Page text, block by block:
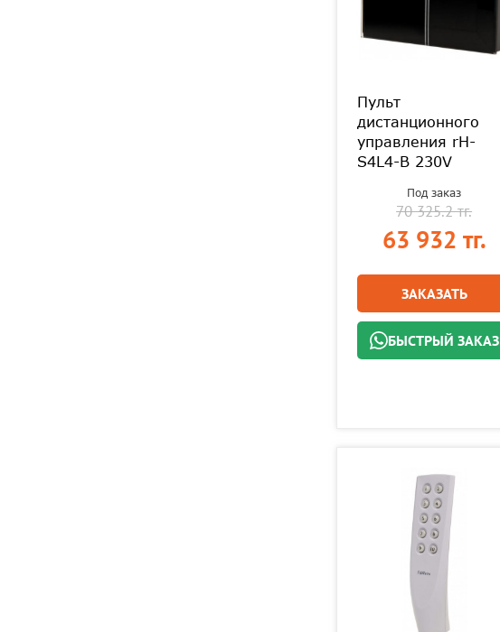
Пульт
дистанционного
управления rH-
S4L4-B 230V
Под заказ
70 325.2 тг.
63 932 тг.
ЗАКАЗАТЬ
БЫСТРЫЙ ЗАКАЗ